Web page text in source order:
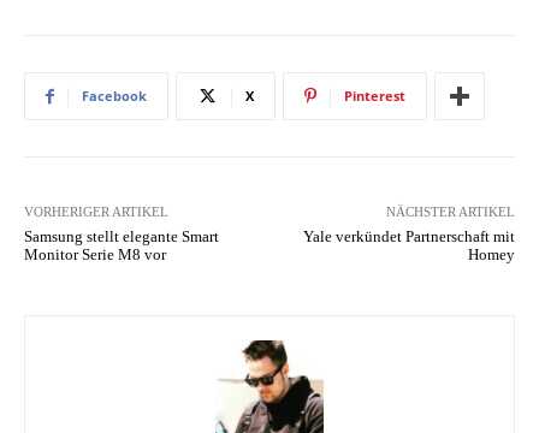
Facebook X Pinterest
VORHERIGER ARTIKEL
Samsung stellt elegante Smart
Monitor Serie M8 vor
NÄCHSTER ARTIKEL
Yale verkündet Partnerschaft mit
Homey